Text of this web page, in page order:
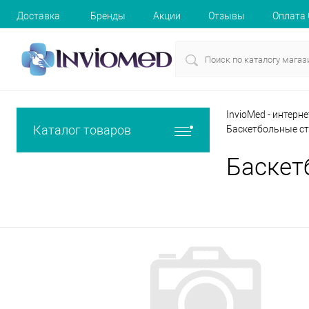
Доставка Бренды Акции Отзывы Оплата
Каталог товаров
InvioMed -
Баскетбольные